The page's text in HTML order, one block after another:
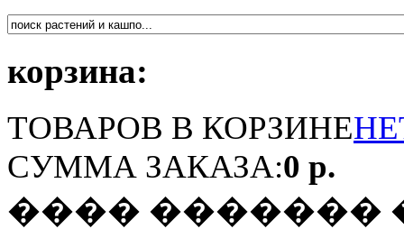
корзина:
ТОВАРОВ В КОРЗИНЕ
СУММА ЗАКАЗА:0 р.
���� �������